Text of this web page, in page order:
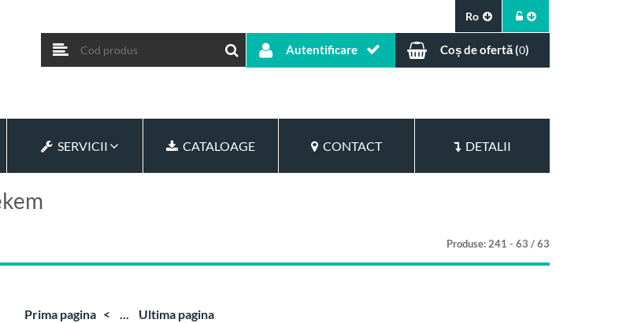
Ro
Autentificare Coș de ofertă (0)
SERVICII CATALOAGE CONTACT DETALII
Produse: 241 - 63 / 63
Prima pagina < ... Ultima pagina